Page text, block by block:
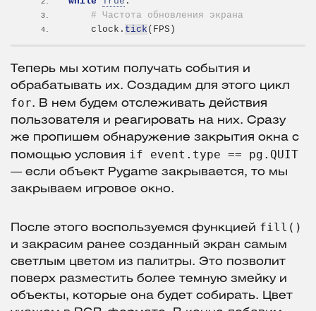
# Частота обновления экрана
    clock.
tick ( FPS )
Теперь мы хотим получать события и
обрабатывать их. Создадим для этого цикл
for. В нем будем отслеживать действия
пользователя и реагировать на них. Сразу
же пропишем обнаружение закрытия окна с
помощью условия if event.type == pg.QUIT
— если объект Pygame закрывается, то мы
закрываем игровое окно.
После этого воспользуемся функцией fill()
и закрасим ранее созданный экран самым
светлым цветом из палитры. Это позволит
поверх разместить более темную змейку и
объекты, которые она будет собирать. Цвет